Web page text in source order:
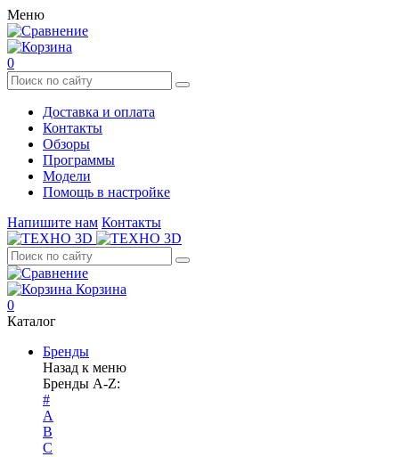
Меню
0
Доставка и оплата
Контакты
Обзоры
Программы
Модели
Помощь в настройке
Напишите нам Контакты
Корзина
0
Каталог
Бренды
Назад к меню
Бренды A-Z:
#
A
B
C